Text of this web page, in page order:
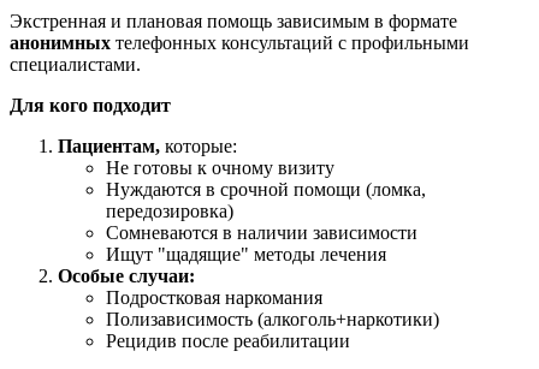
Экстренная и плановая помощь зависимым в формате
анонимных телефонных консультаций с профильными
специалистами.
Для кого подходит
Пациентам, которые:
Не готовы к очному визиту
Нуждаются в срочной помощи (ломка,
передозировка)
Сомневаются в наличии зависимости
Ищут "щадящие" методы лечения
Особые случаи:
Подростковая наркомания
Полизависимость (алкоголь+наркотики)
Рецидив после реабилитации